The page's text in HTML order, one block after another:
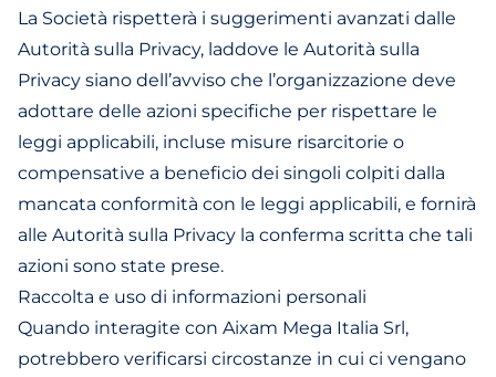
La Società rispetterà i suggerimenti avanzati dalle
Autorità sulla Privacy, laddove le Autorità sulla
Privacy siano dell’avviso che l’organizzazione deve
adottare delle azioni specifiche per rispettare le
leggi applicabili, incluse misure risarcitorie o
compensative a beneficio dei singoli colpiti dalla
mancata conformità con le leggi applicabili, e fornirà
alle Autorità sulla Privacy la conferma scritta che tali
azioni sono state prese.
Raccolta e uso di informazioni personali
Quando interagite con Aixam Mega Italia Srl,
potrebbero verificarsi circostanze in cui ci vengano